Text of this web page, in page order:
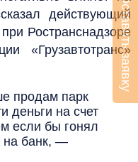
действующий
Ространснадзоре
«Грузавтотранс»
продам парк
деньги на счет
если бы гонял
на банк, —
Оставить заявку